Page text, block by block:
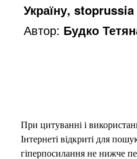
Україну, stoprussia
Автор: Будко
При цитуванні і
Інтернеті відкриті для
гіперпосилання не нижче